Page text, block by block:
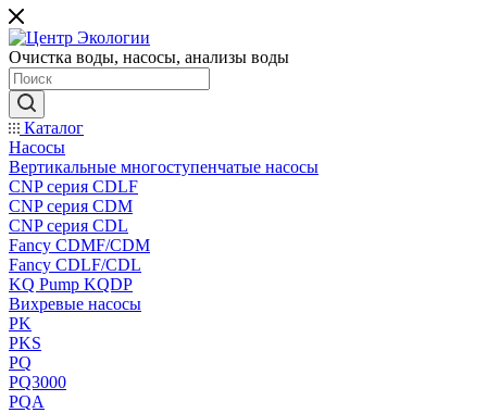
Очистка воды, насосы, анализы воды
Каталог
Насосы
Вертикальные многоступенчатые насосы
CNP серия CDLF
CNP серия CDM
CNP серия CDL
Fancy CDMF/CDM
Fancy CDLF/CDL
KQ Pump KQDP
Вихревые насосы
PK
PKS
PQ
PQ3000
PQA